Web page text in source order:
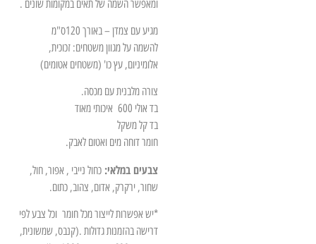
ומאפשר השמה של תאים במקומות שונים .
מגיע עם צמדן – באורך 120ס"מ
להשמה על מגוון משטחים: זכוכית,
אלומיניום, עץ כו' (משטחים אטומים)
צורה מלבנית עם מכסה.
בד אולי 600 איכותי מאוד
בד קל משקל
חומר דוחה מים ואטום לאבק.
צבעים במלאי: כחול נייבי , אפור, חול,
שחור, ירקרק, אדום, צהוב, כתום.
*יש אפשרות לייצור מכל חומר וכל צבע לפי
דרישה בהזמנות גדולות .(קנבס, שמשונית,